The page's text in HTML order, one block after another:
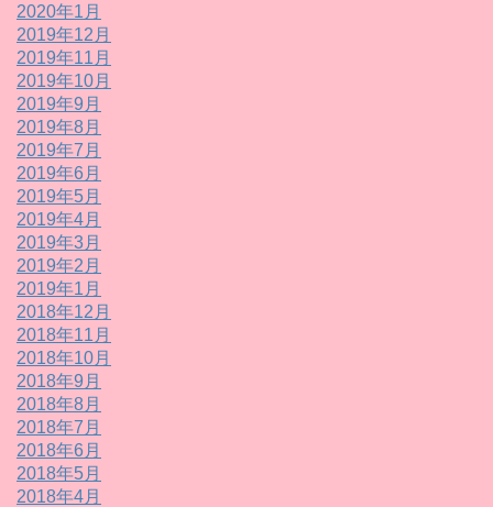
2020年1月
2019年12月
2019年11月
2019年10月
2019年9月
2019年8月
2019年7月
2019年6月
2019年5月
2019年4月
2019年3月
2019年2月
2019年1月
2018年12月
2018年11月
2018年10月
2018年9月
2018年8月
2018年7月
2018年6月
2018年5月
2018年4月